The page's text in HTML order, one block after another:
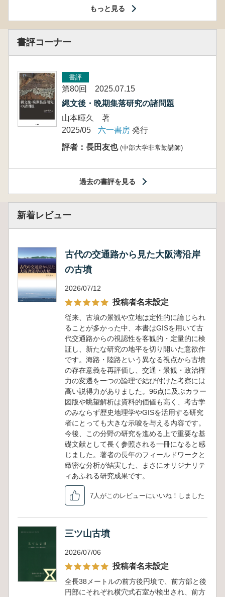
もっと見る
書評コーナー
書評
第80回 2025.07.15
縄文後・晩期集落研究の諸問題
山本暉久 著
2025/05
六一書房 発行
評者：長田友也 (中部大学非常勤講師)
過去の書評を見る
新着レビュー
古代の交通路から見た大阪湾沿岸
の古墳
2026/07/12
投稿者名未設定
従来、古墳の景観や立地は定性的に論じられ
ることが多かった中、本書はGISを用いて古
代交通路からの視認性を客観的・定量的に検
証し、新たな研究の地平を切り開いた意欲作
です。海路・陸路という異なる視点から古墳
の存在意義を再評価し、交通・景観・政治権
力の変遷を一つの論理で結び付けた考察には
高い説得力がありました。96点に及ぶカラー
図版や眺望解析は資料的価値も高く、考古学
のみならず歴史地理学やGISを活用する研究
者にとっても大きな示唆を与える内容です。
今後、この分野の研究を進める上で重要な基
礎文献として長く参照される一冊になると感
じました。著者の長年のフィールドワークと
緻密な分析が結実した、まさにオリジナリテ
ィあふれる研究成果です。
7人がこのレビューにいいね！しました
三ツ山古墳
2026/07/06
投稿者名未設定
全長38メートルの前方後円墳で、前方部と後
円部にそれぞれ横穴式石室が検出され、前方